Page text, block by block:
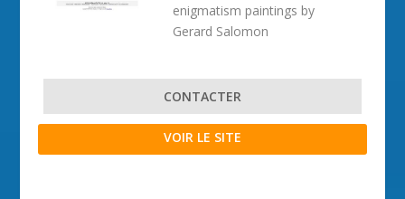
enigmatism paintings by
Gerard Salomon
CONTACTER
VOIR LE SITE